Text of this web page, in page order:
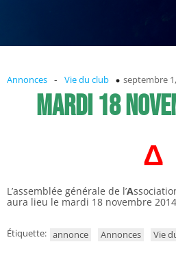
Annonces - Vie du club septembre
mardi 18
Δ
L’assemblée générale de l’A
aura lieu le mardi 18 novembre
Étiquette: annonce Annonces Vie